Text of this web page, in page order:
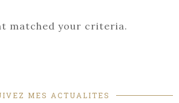
matched your criteria.
MES ACTUALITES